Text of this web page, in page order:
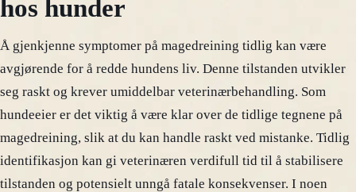
hos hunder
Å gjenkjenne symptomer på magedreining tidlig kan være
avgjørende for å redde hundens liv. Denne tilstanden utvikler
seg raskt og krever umiddelbar veterinærbehandling. Som
hundeeier er det viktig å være klar over de tidlige tegnene på
magedreining, slik at du kan handle raskt ved mistanke. Tidlig
identifikasjon kan gi veterinæren verdifull tid til å stabilisere
tilstanden og potensielt unngå fatale konsekvenser. I noen